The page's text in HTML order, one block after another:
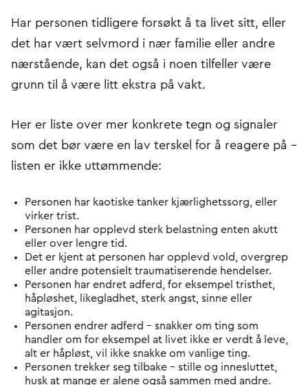
Har personen tidligere forsøkt å ta livet sitt, eller
det har vært selvmord i nær familie eller andre
nærstående, kan det også i noen tilfeller være
grunn til å være litt ekstra på vakt.
Her er liste over mer konkrete tegn og signaler
som det bør være en lav terskel for å reagere på –
listen er ikke uttømmende:
Personen har kaotiske tanker kjærlighetssorg, eller
virker trist.
Personen har opplevd sterk belastning enten akutt
eller over lengre tid.
Det er kjent at personen har opplevd vold, overgrep
eller andre potensielt traumatiserende hendelser.
Personen har endret adferd, for eksempel tristhet,
håpløshet, likegladhet, sterk angst, sinne eller
agitasjon.
Personen endrer adferd – snakker om ting som
handler om for eksempel at livet ikke er verdt å leve,
alt er håpløst, vil ikke snakke om vanlige ting.
Personen trekker seg tilbake – stille og innesluttet,
husk at mange er alene også sammen med andre.